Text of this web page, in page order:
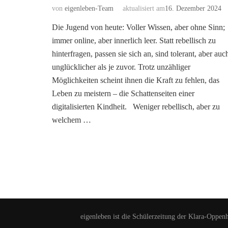
von eigenleben-Team aktualisiert am16. Dezember 2024
Die Jugend von heute: Voller Wissen, aber ohne Sinn;
immer online, aber innerlich leer. Statt rebellisch zu
hinterfragen, passen sie sich an, sind tolerant, aber
unglücklicher als je zuvor. Trotz unzähliger
Möglichkeiten scheint ihnen die Kraft zu fehlen, das
Leben zu meistern – die Schattenseiten einer
digitalisierten Kindheit. Weniger rebellisch, aber zu
welchem …
eigenleben ist die Schülerzeitung der Klara-